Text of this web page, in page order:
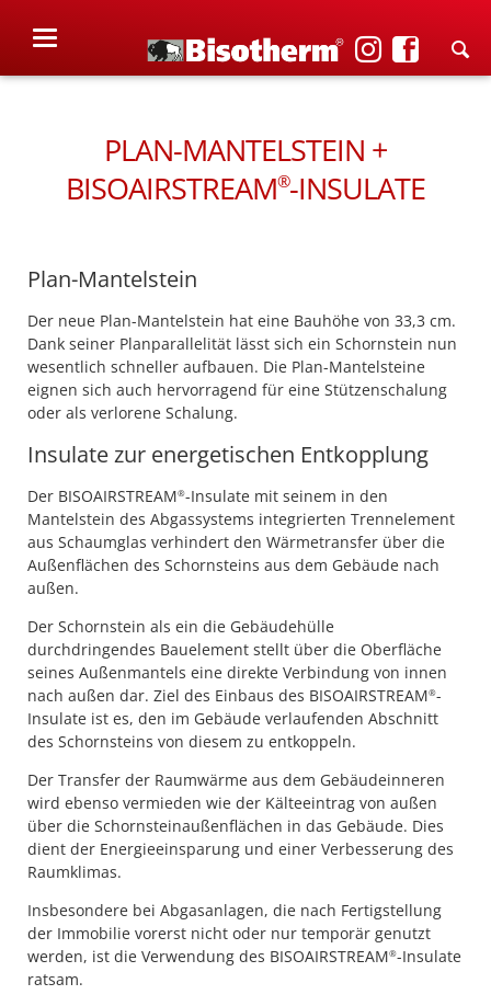
PLAN-MANTELSTEIN +
BISOAIRSTREAM®-INSULATE
Plan-Mantelstein
Der neue Plan-Mantelstein hat eine Bauhöhe von 33,3 cm.
Dank seiner Planparallelität lässt sich ein Schornstein nun
wesentlich schneller aufbauen. Die Plan-Mantelsteine
eignen sich auch hervorragend für eine Stützenschalung
oder als verlorene Schalung.
Insulate zur energetischen Entkopplung
Der BISOAIRSTREAM®-Insulate mit seinem in den
Mantelstein des Abgassystems integrierten Trennelement
aus Schaumglas verhindert den Wärmetransfer über die
Außenflächen des Schornsteins aus dem Gebäude nach
außen.
Der Schornstein als ein die Gebäudehülle
durchdringendes Bauelement stellt über die Oberfläche
seines Außenmantels eine direkte Verbindung von innen
nach außen dar. Ziel des Einbaus des BISOAIRSTREAM®-
Insulate ist es, den im Gebäude verlaufenden Abschnitt
des Schornsteins von diesem zu entkoppeln.
Der Transfer der Raumwärme aus dem Gebäudeinneren
wird ebenso vermieden wie der Kälteeintrag von außen
über die Schornsteinaußenflächen in das Gebäude. Dies
dient der Energieeinsparung und einer Verbesserung des
Raumklimas.
Insbesondere bei Abgasanlagen, die nach Fertigstellung
der Immobilie vorerst nicht oder nur temporär genutzt
werden, ist die Verwendung des BISOAIRSTREAM®-Insulate
ratsam.